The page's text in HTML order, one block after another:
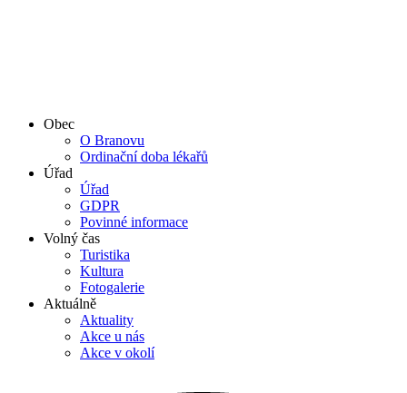
Obec
O Branovu
Ordinační doba lékařů
Úřad
Úřad
GDPR
Povinné informace
Volný čas
Turistika
Kultura
Fotogalerie
Aktuálně
Aktuality
Akce u nás
Akce v okolí